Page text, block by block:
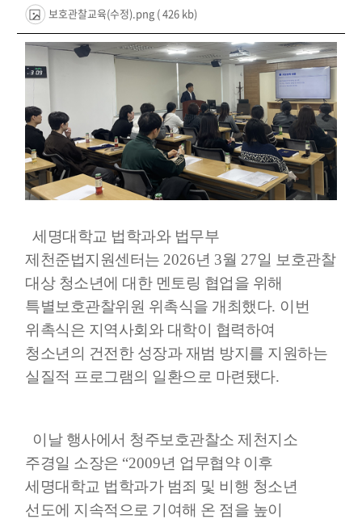
보호관찰교육(수정).png ( 426 kb)
세명대학교 법학과와 법무부
제천준법지원센터는 2026년 3월 27일 보호관찰
대상 청소년에 대한 멘토링 협업을 위해
특별보호관찰위원 위촉식을 개최했다. 이번
위촉식은 지역사회와 대학이 협력하여
청소년의 건전한 성장과 재범 방지를 지원하는
실질적 프로그램의 일환으로 마련됐다.
이날 행사에서 청주보호관찰소 제천지소
주경일 소장은 “2009년 업무협약 이후
세명대학교 법학과가 범죄 및 비행 청소년
선도에 지속적으로 기여해 온 점을 높이